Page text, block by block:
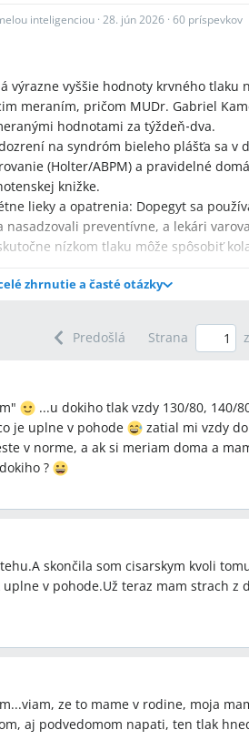
inteligenciou · 28. jún 2026 · 60 príspevkov
výrazne vyššie hodnoty krvného tlaku
meraním, pričom MUDr. Gabriel
hodnotami za týždeň‑dva.
na syndróm bieleho plášťa sa v
(Holter/ABPM) a pravidelné
knižke.
lieky a opatrenia: Dopegyt sa
preventívne, a lekári
nízkom tlaku môže spôsobiť
odporúčal, aby pacient doniesol
meraním tlaku a
v tehotenstve odporúčali nosiť lístok
ordinačné hodnoty vysoké, ale doma
poradnie namerať tlak doma,
či sestričkou, aby
v tehotenstve?
(ako antihypertenzívum v
a v jednej konzultácii aj
prepusteniu z nemocnice?
hodnoty namerané v nemocnici
jedna diskutujúca uviedla, že
zhrnutie a časté otázky
Predošlá Strana z
...u dokiho tlak vzdy 130/80, 140/
je uplne v pohode
zatial mi vzdy
v norme, a ak si meriam doma a
?
skončila som cisarskym kvoli
v pohode.Už teraz mam strach z
ze to mame v rodine, moja
aj podvedomom napati, ten tlak